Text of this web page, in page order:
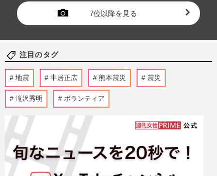
7位以降を見る
注目のタグ
地震 中居正広 熊本震災 震災
滝沢秀明 ボランティア